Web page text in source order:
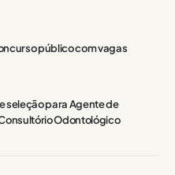
público com vagas
seleção para Agente de
Odontológico